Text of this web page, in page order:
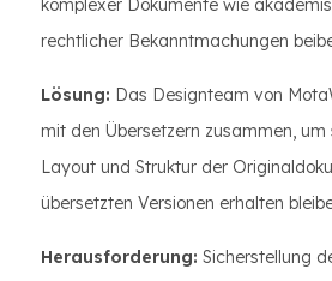
komplexer Dokumente wie
rechtlicher Bekanntmachungen
Lösung: Das Designteam von
mit den Übersetzern zusammen, um
Layout und Struktur der
übersetzten Versionen erhalten
Herausforderung: Sicherstellung